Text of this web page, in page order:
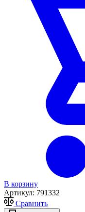
В корзину
Артикул: 791332
Сравнить